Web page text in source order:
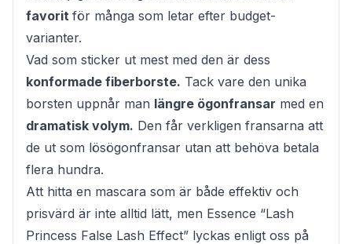
favorit för många som letar efter budget-
varianter.
Vad som sticker ut mest med den är dess
konformade fiberborste. Tack vare den unika
borsten uppnår man längre ögonfransar med en
dramatisk volym. Den får verkligen fransarna att
de ut som lösögonfransar utan att behöva betala
flera hundra.
Att hitta en mascara som är både effektiv och
prisvärd är inte alltid lätt, men Essence “Lash
Princess False Lash Effect” lyckas enligt oss på